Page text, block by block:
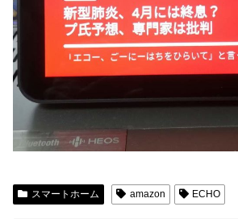
スマートホーム amazon ECHO